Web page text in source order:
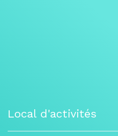
Local d'activités